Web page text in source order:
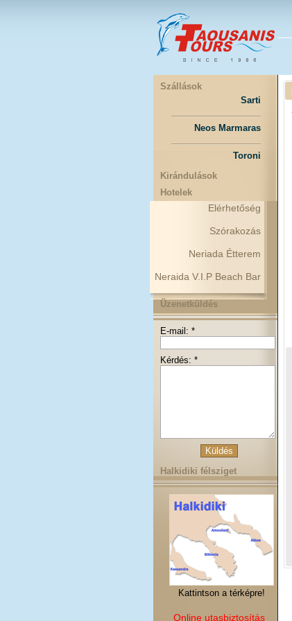
Szállások
Sarti
Neos Marmaras
Toroni
Kirándulások
Hotelek
Elérhetőség
Szórakozás
Neriada Étterem
Neraida V.I.P Beach Bar
Üzenetküldés
E-mail: *
Kérdés: *
Halkidiki félsziget
Kattintson a térképre!
Online utasbiztosítás